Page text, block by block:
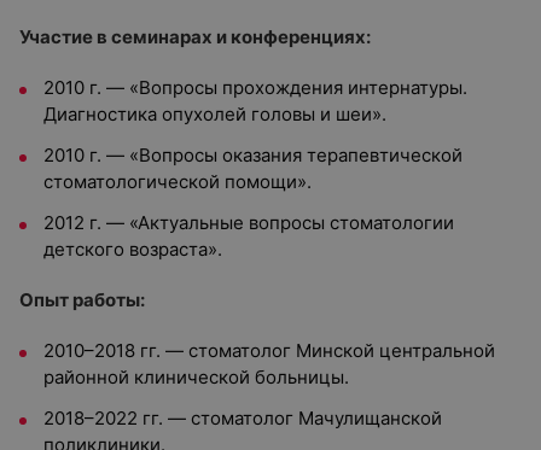
Участие в семинарах и конференциях:
2010 г. — «Вопросы прохождения интернатуры.
Диагностика опухолей головы и шеи».
2010 г. — «Вопросы оказания терапевтической
стоматологической помощи».
2012 г. — «Актуальные вопросы стоматологии
детского возраста».
Опыт работы:
2010–2018 гг. — стоматолог Минской центральной
районной клинической больницы.
2018–2022 гг. — стоматолог Мачулищанской
поликлиники.